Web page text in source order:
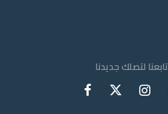
تابعنا لتصلك جديدنا